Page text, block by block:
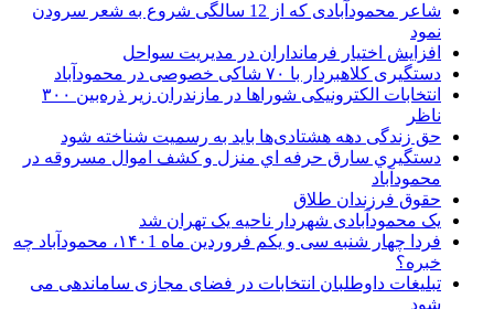
شاعر محمودآبادی که از 12 سالگی شروع به شعر سرودن
نمود
افزایش اختیار فرمانداران در مدیریت سواحل
دستگیری کلاهبردار با ۷۰ شاکی خصوصی در محمودآباد
انتخابات الکترونیکی شوراها در مازندران زیر ذره‌بین ۳۰۰
ناظر
حق زندگی دهه هشتادی‌ها باید به رسمیت شناخته شود
دستگيري سارق حرفه اي منزل و کشف اموال مسروقه در
محمودآباد
حقوق فرزندان طلاق
یک محمودآبادی شهردار ناحیه یک تهران شد
فردا چهار شنبه سی و یکم فروردین ماه ۱۴۰1، محمودآباد چه
خبره؟
تبلیغات داوطلبان انتخابات در فضای مجازی ساماندهی می
شود